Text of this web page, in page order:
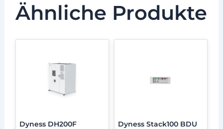
Ähnliche Produkte
Dyness DH200F
Dyness Stack100 BDU